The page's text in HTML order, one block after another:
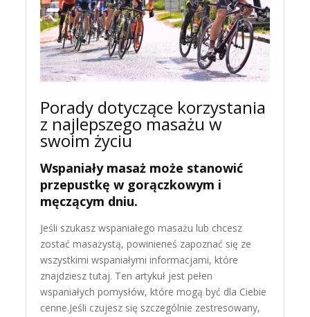
Porady dotyczące korzystania
z najlepszego masażu w
swoim życiu
Wspaniały masaż może stanowić
przepustkę w gorączkowym i
męczącym dniu.
Jeśli szukasz wspaniałego masażu lub chcesz
zostać masażystą, powinieneś zapoznać się ze
wszystkimi wspaniałymi informacjami, które
znajdziesz tutaj. Ten artykuł jest pełen
wspaniałych pomysłów, które mogą być dla Ciebie
cenne.Jeśli czujesz się szczególnie zestresowany,